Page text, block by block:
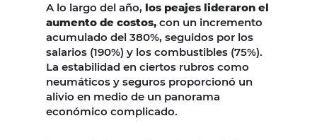
A lo largo del año, los peajes lideraron el
aumento de costos, con un incremento
acumulado del 380%, seguidos por los
salarios (190%) y los combustibles (75%).
La estabilidad en ciertos rubros como
neumáticos y seguros proporcionó un
alivio en medio de un panorama
económico complicado.